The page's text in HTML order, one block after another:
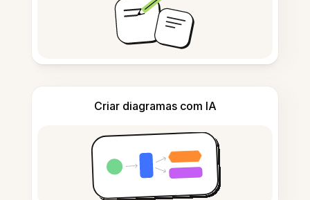
Criar diagramas com IA